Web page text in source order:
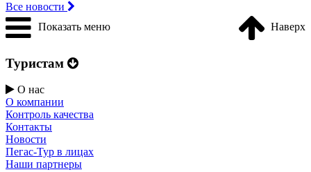
Все новости
Показать меню
Наверх
Туристам
О нас
О компании
Контроль качества
Контакты
Новости
Пегас-Тур в лицах
Наши партнеры